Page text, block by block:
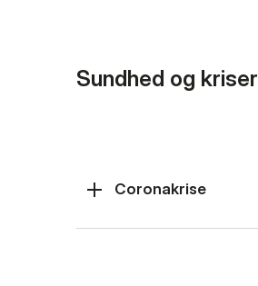
Sundhed og kriser
Coronakrise